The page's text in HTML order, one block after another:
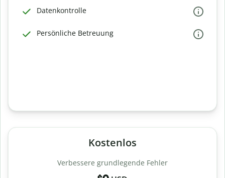
Datenkontrolle
Persönliche Betreuung
Kostenlos
Verbessere grundlegende Fehler